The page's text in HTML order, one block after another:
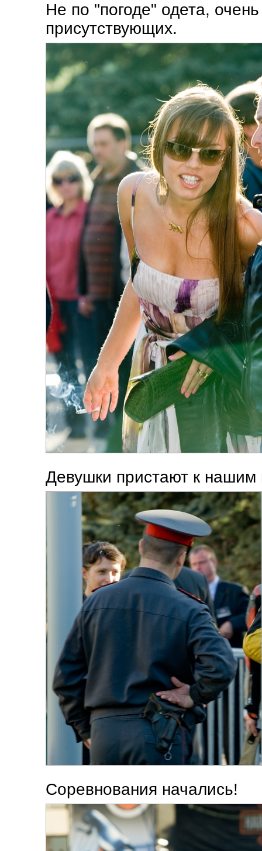
Не по "погоде" одета,
присутствующих.
Девушки пристают к
Соревнования начались!